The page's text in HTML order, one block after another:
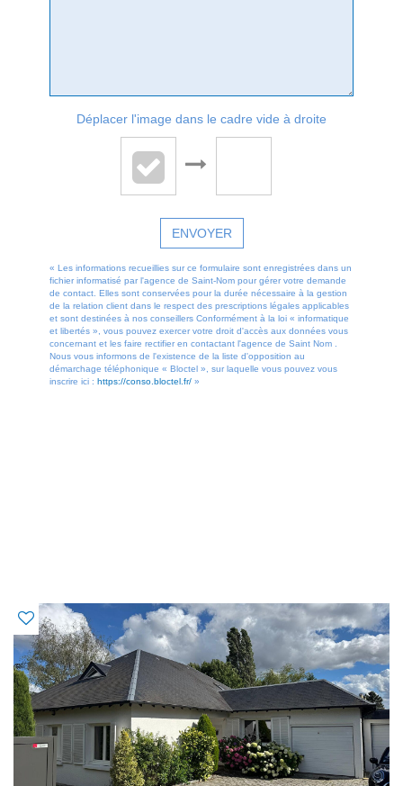
Déplacer l'image dans le cadre vide à droite
ENVOYER
« Les informations recueillies sur ce formulaire sont enregistrées dans un
fichier informatisé par l'agence de Saint-Nom pour gérer votre demande
de contact. Elles sont conservées pour la durée nécessaire à la gestion
de la relation client dans le respect des prescriptions légales applicables
et sont destinées à nos conseillers Conformément à la loi « informatique
et libertés », vous pouvez exercer votre droit d'accès aux données vous
concernant et les faire rectifier en contactant l'agence de Saint Nom .
Nous vous informons de l'existence de la liste d'opposition au
démarchage téléphonique « Bloctel », sur laquelle vous pouvez vous
inscrire ici : https://conso.bloctel.fr/ »